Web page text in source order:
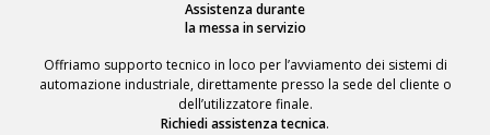
Assistenza durante
la messa in servizio
Offriamo supporto tecnico in loco per l’avviamento dei sistemi di
automazione industriale, direttamente presso la sede del cliente o
dell’utilizzatore finale.
Richiedi assistenza tecnica.